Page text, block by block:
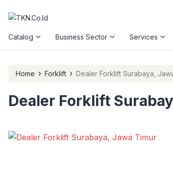
Catalog Business Sector Services
Home › Forklift › Dealer Forklift Surabaya,
Dealer Forklift